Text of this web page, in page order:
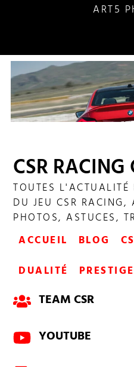
ART5
CSR RACING
TOUTES L'ACTUALITÉ
DU JEU CSR RACING,
PHOTOS, ASTUCES,
ACCUEIL
BLOG
DUALITÉ
PRESTIGE
TEAM CSR
YOUTUBE